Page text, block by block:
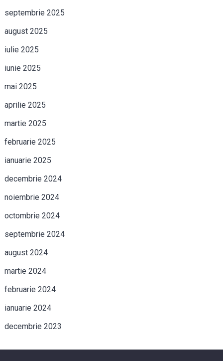
septembrie 2025
august 2025
iulie 2025
iunie 2025
mai 2025
aprilie 2025
martie 2025
februarie 2025
ianuarie 2025
decembrie 2024
noiembrie 2024
octombrie 2024
septembrie 2024
august 2024
martie 2024
februarie 2024
ianuarie 2024
decembrie 2023